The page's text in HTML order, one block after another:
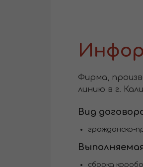
Фирма,
линию в г.
Вид
гражданско-
сборка